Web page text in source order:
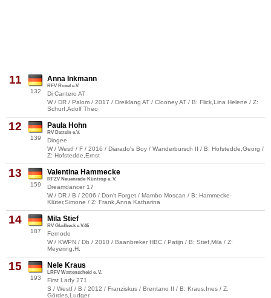
11
132
Anna Inkmann
RFV Roxel e.V.
Di Cantero AT
W / DR / Palom / 2017 / Dreiklang AT / Clooney AT / B: Flick,Lina Helene / Z:
Schurf,Adolf Theo
12
139
Paula Hohn
RV Datteln e.V.
Diogee
W / Westf / F / 2016 / Diarado's Boy / Wanderbursch II / B: Hofstedde,Georg /
Z: Hofstedde,Ernst
13
159
Valentina Hammecke
RFZV Neuenrade-Küntrop e. V.
Dreamdancer 17
W / DR / B / 2006 / Don't Forget / Mambo Moscan / B: Hammecke-
Klüter,Simone / Z: Frank,Anna Katharina
14
187
Mila Stief
RV Gladbeck e.V.46
Fernodo
W / KWPN / Db / 2010 / Baanbreker HBC / Patijn / B: Stief,Mila / Z:
Meyering,H.
15
193
Nele Kraus
LRFV Wattenscheid e. V.
First Lady 271
S / Westf / B / 2012 / Franziskus / Brentano II / B: Kraus,Ines / Z:
Gördes,Ludger